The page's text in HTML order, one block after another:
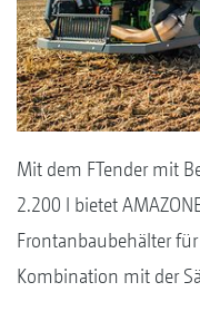
Mit dem FTender mit
2.200 l bietet
Frontanbaubehälter
Kombination mit der